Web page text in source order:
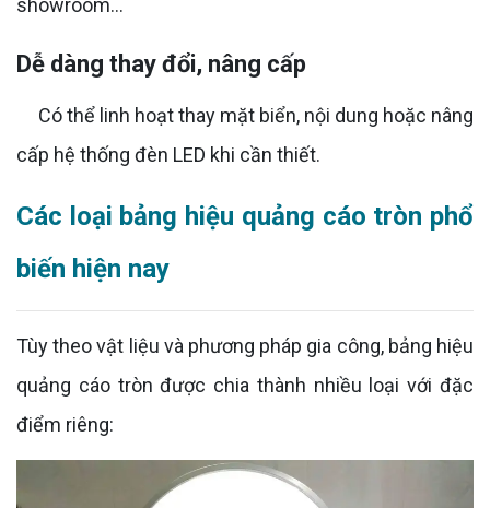
showroom…
Dễ dàng thay đổi, nâng cấp
Có thể linh hoạt thay mặt biển, nội dung hoặc nâng
cấp hệ thống đèn LED khi cần thiết.
Các loại bảng hiệu quảng cáo tròn phổ
biến hiện nay
Tùy theo vật liệu và phương pháp gia công, bảng hiệu
quảng cáo tròn được chia thành nhiều loại với đặc
điểm riêng: